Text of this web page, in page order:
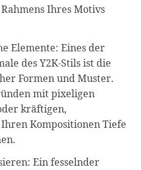
Ihres Motivs
Elemente: Eines der
des Y2K-Stils ist die
Formen und Muster.
mit pixeligen
kräftigen,
Kompositionen Tiefe
Ein fesselnder